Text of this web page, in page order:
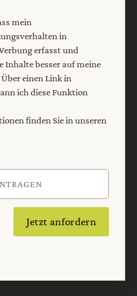
Impressum
Abo online kündigen
mein
in
erfasst und
besser auf meine
einen Link in
ich diese Funktion
finden Sie in unseren
Jetzt anfordern